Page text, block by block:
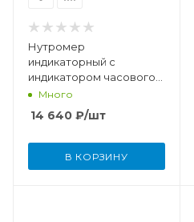
Нутромер
индикаторный с
индикатором часового
типа (без установочного
кольца) 50-160 мм (0,01
мм)
Много
14 640 ₽/шт
В КОРЗИНУ